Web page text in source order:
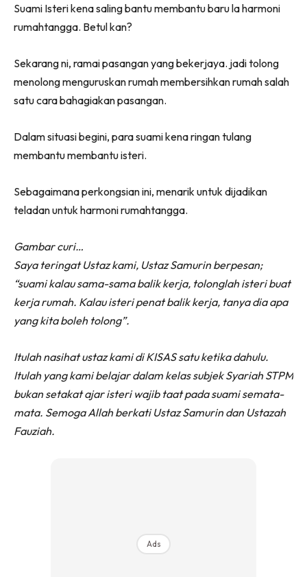
(Twitter)
Suami Isteri kena saling bantu membantu baru la harmoni
rumahtangga. Betul kan?
Sekarang ni, ramai pasangan yang bekerjaya. jadi tolong
menolong menguruskan rumah membersihkan rumah salah
satu cara bahagiakan pasangan.
Dalam situasi begini, para suami kena ringan tulang
membantu membantu isteri.
Sebagaimana perkongsian ini, menarik untuk dijadikan
teladan untuk harmoni rumahtangga.
Gambar curi…
Saya teringat Ustaz kami, Ustaz Samurin berpesan;
“suami kalau sama-sama balik kerja, tolonglah isteri buat
kerja rumah. Kalau isteri penat balik kerja, tanya dia apa
yang kita boleh tolong”.
Itulah nasihat ustaz kami di KISAS satu ketika dahulu.
Itulah yang kami belajar dalam kelas subjek Syariah STPM
bukan setakat ajar isteri wajib taat pada suami semata-
mata. Semoga Allah berkati Ustaz Samurin dan Ustazah
Fauziah.
Ads